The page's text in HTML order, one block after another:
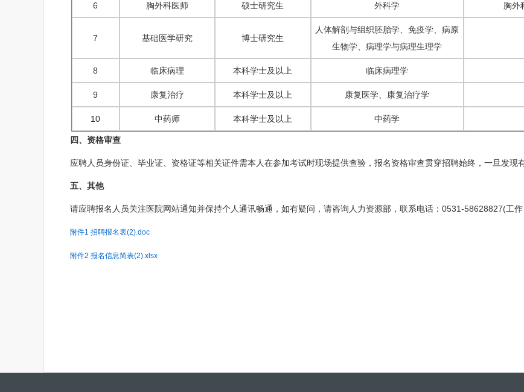
6 胸外科医师 硕士研究生 外科学 胸外
7 基础医学研究 博士研究生
人体解剖与组织胚胎学、免疫学、病原
生物学、病理学与病理生理学
8 临床病理 本科学士及以上 临床病理学
9 康复治疗 本科学士及以上 康复医学、康复治疗学
10 中药师 本科学士及以上 中药学
四、资格审查
应聘人员身份证、毕业证、资格证等相关证件需本人在参加考试时现场提供查验，报名资格审查贯穿招聘始终，一旦发现
五、其他
请应聘报名人员关注医院网站通知并保持个人通讯畅通，如有疑问，请咨询人力资源部，联系电话：0531-58628827(工作
附件1 招聘报名表(2).doc
附件2 报名信息简表(2).xlsx